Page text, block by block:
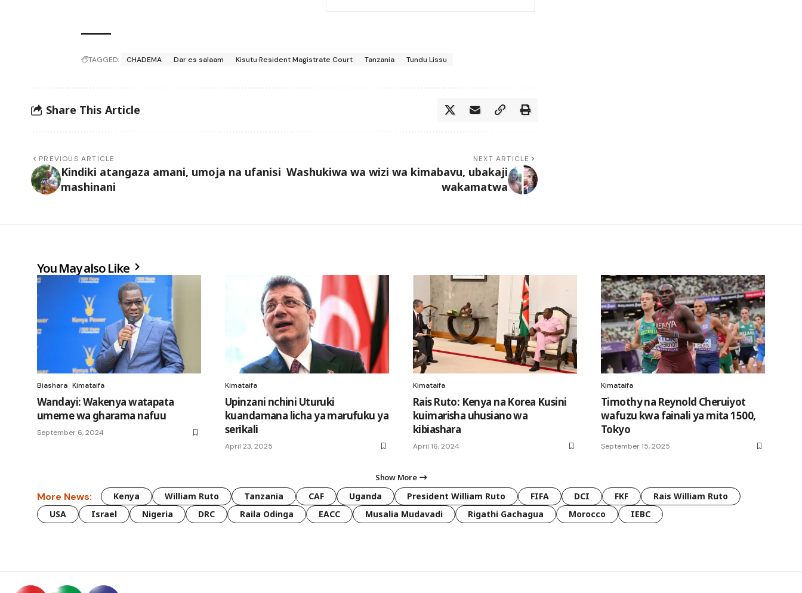
TAGGED: CHADEMA Dar es salaam Kisutu Resident Magistrate Court Tanzania Tundu Lissu
Share This Article
PREVIOUS ARTICLE
Kindiki atangaza amani, umoja na ufanisi
mashinani
NEXT ARTICLE
Washukiwa wa wizi wa kimabavu, ubakaji
wakamatwa
You May also Like
Biashara Kimataifa
Wandayi: Wakenya watapata
umeme wa gharama nafuu
September 6, 2024
Kimataifa
Upinzani nchini Uturuki
kuandamana licha ya marufuku ya
serikali
April 23, 2025
Kimataifa
Rais Ruto: Kenya na Korea Kusini
kuimarisha uhusiano wa
kibiashara
April 16, 2024
Kimataifa
Timothy na Reynold Cheruiyot
wafuzu kwa fainali ya mita 1500,
Tokyo
September 15, 2025
Show More
More News: Kenya William Ruto Tanzania CAF Uganda President William Ruto FIFA DCI FKF
Rais William Ruto
USA
Israel Nigeria DRC Raila Odinga EACC Musalia Mudavadi Rigathi Gachagua Morocco IEBC